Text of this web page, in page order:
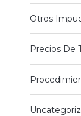
Otros
Precios De